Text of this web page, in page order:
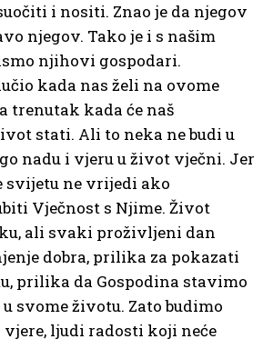
i nositi. Znao je da njegov
njegov. Tako je i s našim
njihovi gospodari.
kada nas želi na ovome
trenutak kada će naš
stati. Ali to neka ne budi u
nadu i vjeru u život vječni. Jer
svijetu ne vrijedi ako
Vječnost s Njime. Život
ali svaki proživljeni dan
dobra, prilika za pokazati
prilika da Gospodina stavimo
svome životu. Zato budimo
ljudi radosti koji neće